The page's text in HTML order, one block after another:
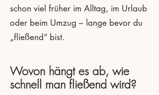
schon viel früher im Alltag, im Urlaub
oder beim Umzug – lange bevor du
„fließend“ bist.
Wovon hängt es ab, wie
schnell man fließend wird?